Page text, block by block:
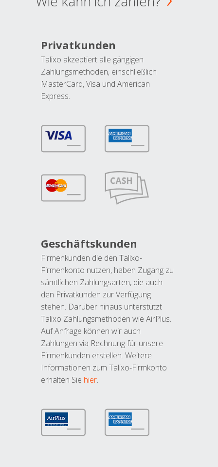
Privatkunden
Talixo akzeptiert alle gängigen
Zahlungsmethoden, einschließlich
MasterCard, Visa und American
Express.
Geschäftskunden
Firmenkunden die den Talixo-
Firmenkonto nutzen, haben Zugang zu
sämtlichen Zahlungsarten, die auch
den Privatkunden zur Verfügung
stehen. Darüber hinaus unterstützt
Talixo Zahlungsmethoden wie AirPlus.
Auf Anfrage können wir auch
Zahlungen via Rechnung für unsere
Firmenkunden erstellen. Weitere
Informationen zum Talixo-Firmkonto
erhalten Sie hier.